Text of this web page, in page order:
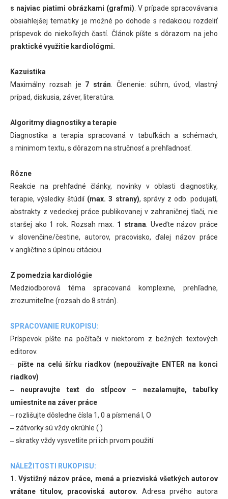
s najviac piatimi obrázkami (grafmi) . V prípade spracovávania
obsiahlejšej tematiky je možné po dohode s redakciou rozdeliť
príspevok do niekoľkých častí. Článok píšte s dôrazom na jeho
praktické využitie kardiológmi.
Kazuistika
Maximálny rozsah je 7 strán . Členenie: súhrn, úvod, vlastný
prípad, diskusia, záver, literatúra.
Algoritmy diagnostiky a terapie
Diagnostika a terapia spracovaná v tabuľkách a schémach,
s minimom textu, s dôrazom na stručnosť a prehľadnosť.
Rôzne
Reakcie na prehľadné články, novinky v oblasti diagnostiky,
terapie, výsledky štúdií(max. 3 strany), správy z odb. podujatí,
abstrakty z vedeckej práce publikovanej v zahraničnej tlači, nie
staršej ako 1 rok. Rozsah max. 1 strana . Uveďte názov práce
v slovenčine/čestine, autorov, pracovisko, ďalej názov práce
v angličtine s úplnou citáciou.
Z pomedzia kardiológie
Medziodborová téma spracovaná komplexne, prehľadne,
zrozumiteľne (rozsah do 8 strán).
SPRACOVANIE RUKOPISU:
Príspevok píšte na počítači v niektorom z bežných textových
editorov.
‒ píšte na celú šírku riadkov (nepoužívajte ENTER na konci
riadkov)
‒ neupravujte text do stĺpcov – nezalamujte, tabuľky
umiestnite na záver práce
‒ rozlišujte dôsledne čísla 1, 0 a písmená l, O
‒ zátvorky sú vždy okrúhle ( )
‒ skratky vždy vysvetlite pri ich prvom použití
NÁLEŽITOSTI RUKOPISU:
1. Výstižný názov práce, mená a priezviská všetkých autorov
vrátane titulov, pracoviská autorov. Adresa prvého autora